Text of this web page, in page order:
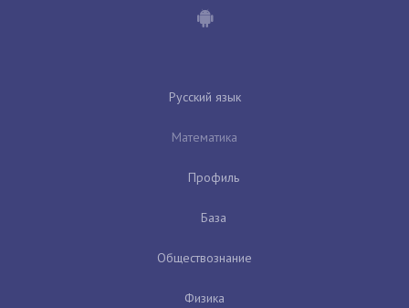
Русский язык
Математика
Профиль
База
Обществознание
Физика